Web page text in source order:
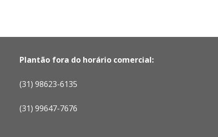
Plantão fora do horário comercial:
(31) 98623-6135
(31) 99647-7676